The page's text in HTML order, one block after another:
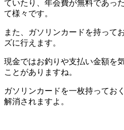
ていたり、年会費が無料であっ
て様々です。
また、ガソリンカードを持って
ズに行えます。
現金ではお釣りや支払い金額を
ことがありますね。
ガソリンカードを一枚持ってお
解消されますよ。